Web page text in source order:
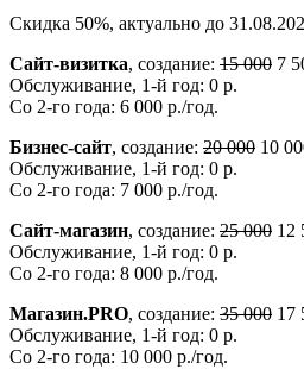
Скидка 50%, актуально до
Сайт-визитка, создание: 15 000 7
Обслуживание, 1-й год: 0 р.
Со 2-го года: 6 000 р./год.
Бизнес-сайт, создание: 20 000 10
Обслуживание, 1-й год: 0 р.
Со 2-го года: 7 000 р./год.
Сайт-магазин, создание: 25 000 12
Обслуживание, 1-й год: 0 р.
Со 2-го года: 8 000 р./год.
Магазин.PRO, создание: 35 000 17
Обслуживание, 1-й год: 0 р.
Со 2-го года: 10 000 р./год.